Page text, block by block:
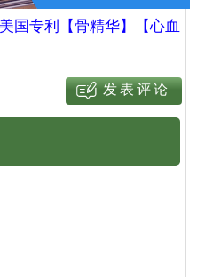
国专利【骨精华】【心血